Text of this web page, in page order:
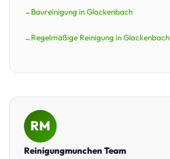
Baureinigung in Glockenbach
Regelmäßige Reinigung in Glockenbach
RM
Reinigungmunchen Team